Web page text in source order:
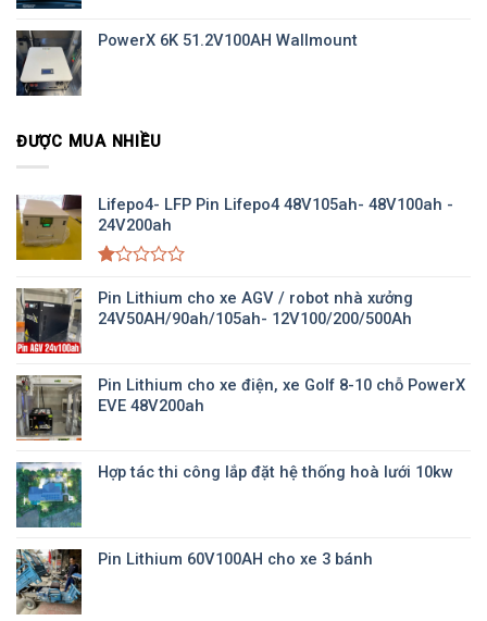
PowerX 6K 51.2V100AH Wallmount
ĐƯỢC MUA NHIỀU
Lifepo4- LFP Pin Lifepo4 48V105ah- 48V100ah -
24V200ah
xếp
hạng
Pin Lithium cho xe AGV / robot nhà xưởng
24V50AH/90ah/105ah- 12V100/200/500Ah
Pin Lithium cho xe điện, xe Golf 8-10 chỗ PowerX
EVE 48V200ah
Hợp tác thi công lắp đặt hệ thống hoà lưới 10kw
Pin Lithium 60V100AH cho xe 3 bánh